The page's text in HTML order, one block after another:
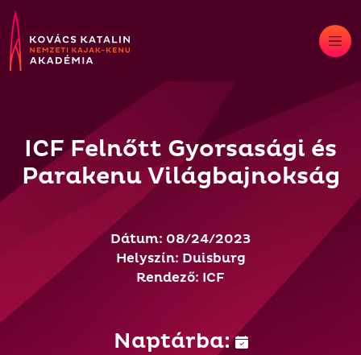
Skip
to
content
ICF Felnőtt Gyorsasági és
Parakenu Világbajnokság
Dátum: 08/24/2023
Helyszín: Duisburg
Rendező: ICF
Naptárba: